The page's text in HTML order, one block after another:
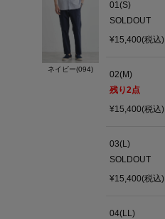
ネイビー(094)
01(S)
SOLDOUT
¥15,400(税込)
02(M)
残り2点
¥15,400(税込)
03(L)
SOLDOUT
¥15,400(税込)
04(LL)